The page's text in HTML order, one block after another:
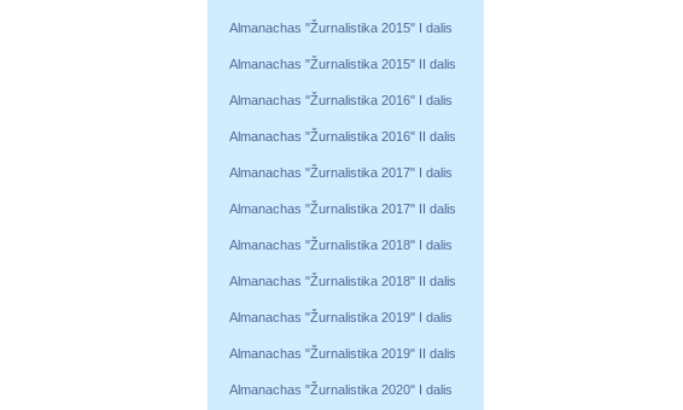
Almanachas "Žurnalistika 2015" I dalis
Almanachas "Žurnalistika 2015" II dalis
Almanachas "Žurnalistika 2016" I dalis
Almanachas "Žurnalistika 2016" II dalis
Almanachas "Žurnalistika 2017" I dalis
Almanachas "Žurnalistika 2017" II dalis
Almanachas "Žurnalistika 2018" I dalis
Almanachas "Žurnalistika 2018" II dalis
Almanachas "Žurnalistika 2019" I dalis
Almanachas "Žurnalistika 2019" II dalis
Almanachas "Žurnalistika 2020" I dalis